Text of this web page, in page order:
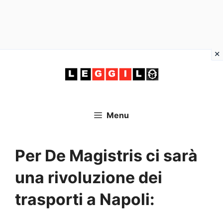
Menu
Per De Magistris ci sarà
una rivoluzione dei
trasporti a Napoli: